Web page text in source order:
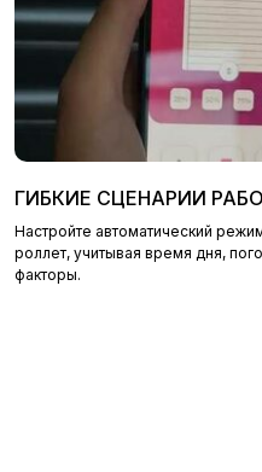
ГИБКИЕ СЦЕНАРИИ
Настройте автоматический
роллет, учитывая время дня,
факторы.